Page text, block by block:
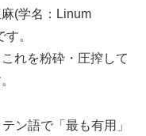
(学名：Linum
。
れを粉砕・圧搾して
ン語で「最も有用」